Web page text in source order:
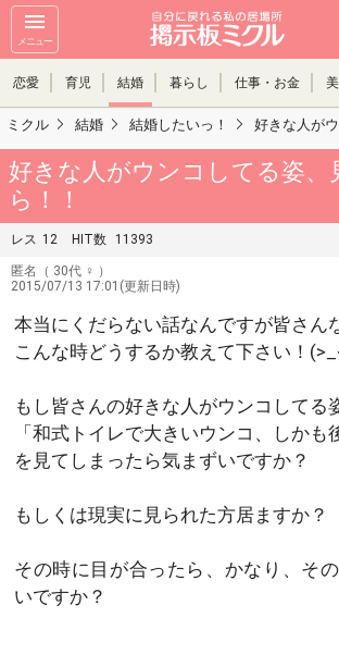
メニュー
恋愛 育児 結婚 暮らし 仕事・お金
ミクル 結婚 結婚したいっ！ 好きな人が
好きな人がウンコしてる姿、
ら！！
レス 12 HIT数 11393
匿名
（ 30代 ♀ ）
2015/07/13 17:01(更新日時)
本当にくだらない話なんですが皆さん
こんな時どうするか教えて下さい！
もし皆さんの好きな人がウンコしてる
「和式トイレで大きいウンコ、しかも
を見てしまったら気まずいですか？
もしくは現実に見られた方居ますか？
その時に目が合ったら、かなり、そ
いですか？